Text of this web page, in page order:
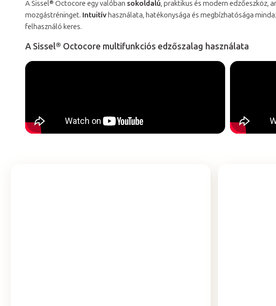
A Sissel® Octocore egy valóban sokoldalú, praktikus és modern edzőeszköz,
mozgástréninget. Intuitív használata, hatékonysága és megbízhatósága
felhasználó keres.
A Sissel® Octocore multifunkciós edzőszalag használata